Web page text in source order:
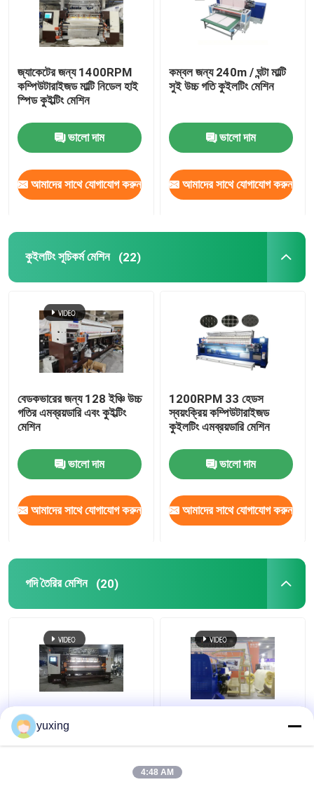
জ্যাকেটের জন্য 1400RPM
কম্পিউটারাইজড মাল্টি নিডেল হাই
স্পিড কুইল্টিং মেশিন
ভালো দাম
আমাদের সাথে যোগাযোগ করুন
কম্বল জন্য 240m / ঘন্টা মাল্টি
সুই উচ্চ গতি কুইলটিং মেশিন
ভালো দাম
আমাদের সাথে যোগাযোগ করুন
কুইলটিং সূচিকর্ম মেশিন (22)
বেডকভারের জন্য 128 ইঞ্চি উচ্চ
গতির এমব্রয়ডারি এবং কুইল্টিং
মেশিন
ভালো দাম
আমাদের সাথে যোগাযোগ করুন
1200RPM 33 হেডস
স্বয়ংক্রিয় কম্পিউটারাইজড
কুইলটিং এমব্রয়ডারি মেশিন
ভালো দাম
আমাদের সাথে যোগাযোগ করুন
গদি তৈরির মেশিন (20)
৯৯ ইঞ্চি স্বয়ংক্রিয় গদি কুইলটিং
মেশিনটি ট্যাক এবং জাম্প সহ
yuxing
4:48 AM